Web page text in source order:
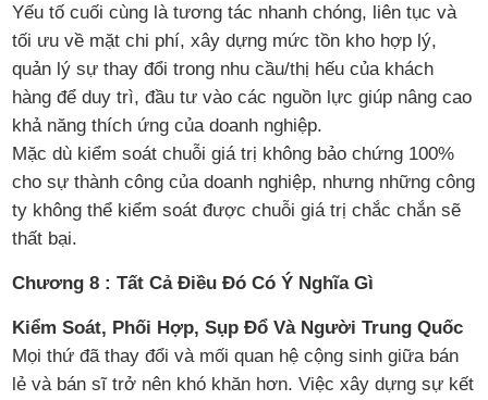
Yếu tố cuối cùng là tương tác nhanh chóng, liên tục và
tối ưu về mặt chi phí, xây dựng mức tồn kho hợp lý,
quản lý sự thay đổi trong nhu cầu/thị hếu của khách
hàng để duy trì, đầu tư vào các nguồn lực giúp nâng cao
khả năng thích ứng của doanh nghiệp.
Mặc dù kiểm soát chuỗi giá trị không bảo chứng 100%
cho sự thành công của doanh nghiệp, nhưng những công
ty không thể kiểm soát được chuỗi giá trị chắc chắn sẽ
thất bại.
Chương 8 : Tất Cả Điều Đó Có Ý Nghĩa Gì
Kiểm Soát, Phối Hợp, Sụp Đổ Và Người Trung Quốc
Mọi thứ đã thay đổi và mối quan hệ cộng sinh giữa bán
lẻ và bán sĩ trở nên khó khăn hơn. Việc xây dựng sự kết